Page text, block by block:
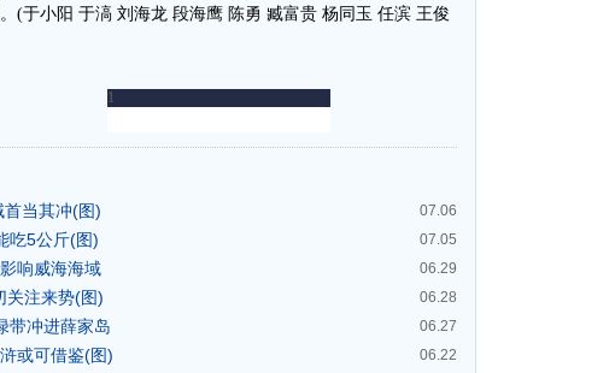
(于小阳 于滈 刘海龙 段海鹰 陈勇 臧富贵 杨同玉 任滨 王俊
07.06
当其冲(图)
07.05
吃5公斤(图)
06.29
响威海海域
06.28
关注来势(图)
06.27
带冲进薛家岛
06.22
或可借鉴(图)